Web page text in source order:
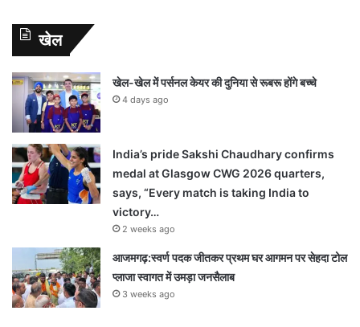
खेल
खेल-खेल में पर्सनल केयर की दुनिया से रूबरू होंगे बच्चे
4 days ago
India’s pride Sakshi Chaudhary confirms
medal at Glasgow CWG 2026 quarters,
says, “Every match is taking India to
victory…
2 weeks ago
आजमगढ़:स्वर्ण पदक जीतकर प्रथम घर आगमन पर सेहदा टोल
प्लाजा स्वागत में उमड़ा जनसैलाब
3 weeks ago